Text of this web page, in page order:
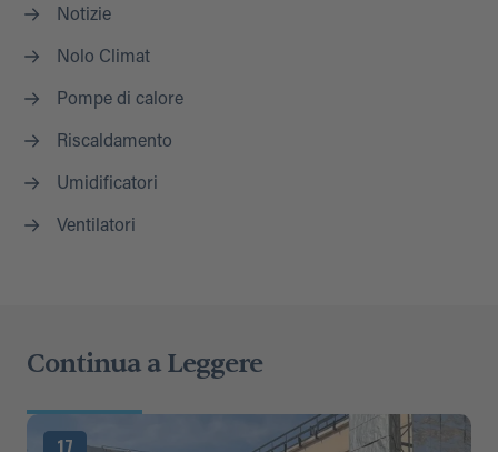
Notizie
Nolo Climat
Pompe di calore
Riscaldamento
Umidificatori
Ventilatori
Continua a Leggere